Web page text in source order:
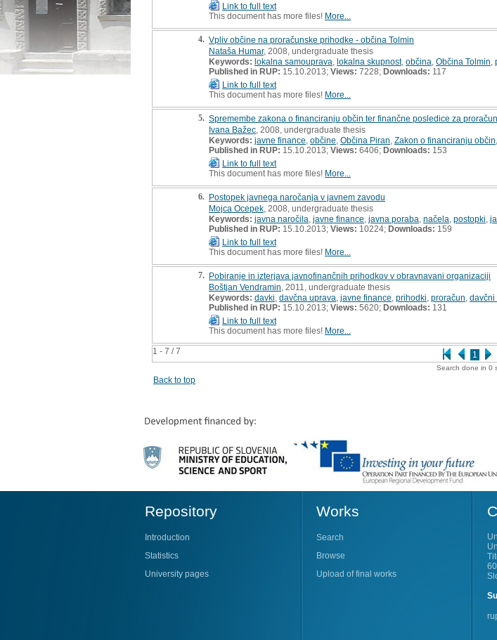
1 - 7 / 7 1
Link to full text
This document has more files! More...
4. Vpliv občine na proračunske prihodke - občina Tolmin
Nataša Humar, 2008, undergraduate thesis
Keywords: lokalna samouprava lokalna skupnost, občina Občina Tolmin
Published in RUP: 15.10.2013; Views: 7228; Downloads: 117
Link to full text
This document has more files! More...
5. Spremembe zakona o financiranju občin ter finančne posledice za
Ivana Bažec , 2008, undergraduate thesis
Keywords: javne finance občine Občina Piran Zakon o financiranju občin
Published in RUP: 15.10.2013; Views: 6406; Downloads: 153
Link to full text
This document has more files! More...
6. Postopek javnega naročanja v javnem zavodu
Mojca Ocepek , 2008, undergraduate thesis
Keywords: javna naročila javne finance javna poraba načela postopki
Published in RUP: 15.10.2013; Views: 10224; Downloads: 159
Link to full text
This document has more files! More...
7. Pobiranje in izterjava javnofinančnih prihodkov v obravnavani organizaciji
Boštjan Vendramin , 2011, undergraduate thesis
Keywords: davki davčna uprava javne finance prihodki proračun davčni
Published in RUP: 15.10.2013; Views: 5620; Downloads: 131
Link to full text
This document has more files! More...
Search done in 0
Back to top
Repository
Introduction
Statistics
University pages
Works
Search
Browse
Upload of final works